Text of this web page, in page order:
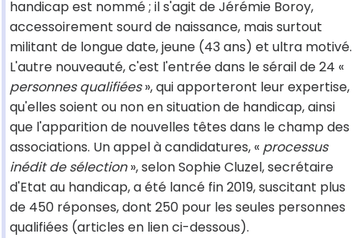
handicap est nommé ; il s'agit de Jérémie Boroy,
accessoirement sourd de naissance, mais surtout
militant de longue date, jeune (43 ans) et ultra motivé.
L'autre nouveauté, c'est l'entrée dans le sérail de 24 «
personnes qualifiées», qui apporteront leur expertise,
qu'elles soient ou non en situation de handicap, ainsi
que l'apparition de nouvelles têtes dans le champ des
associations. Un appel à candidatures, « processus
inédit de sélection», selon Sophie Cluzel, secrétaire
d'Etat au handicap, a été lancé fin 2019, suscitant plus
de 450 réponses, dont 250 pour les seules personnes
qualifiées (articles en lien ci-dessous).